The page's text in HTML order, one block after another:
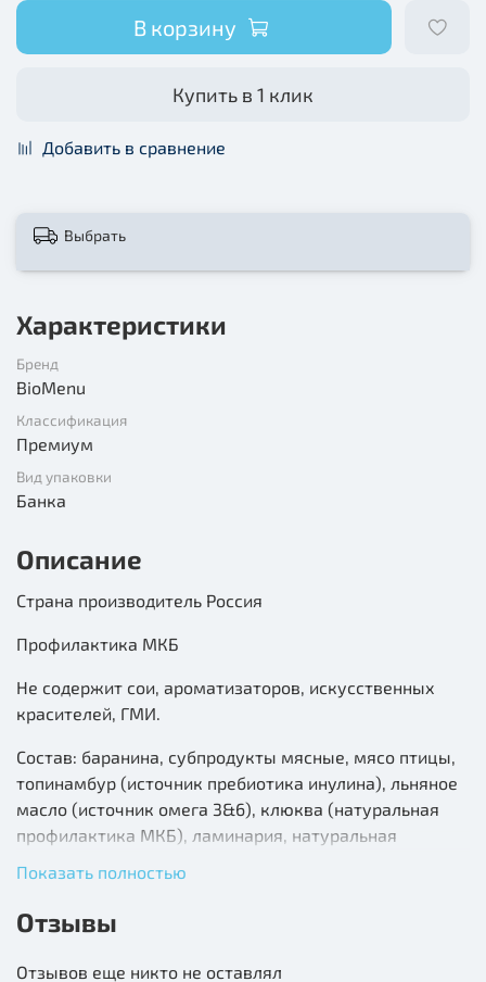
В корзину
Купить в 1 клик
Добавить в сравнение
Выбрать
Характеристики
Бренд
BioMenu
Классификация
Премиум
Вид упаковки
Банка
Описание
Страна производитель Россия
Профилактика МКБ
Не содержит сои, ароматизаторов, искусственных
красителей, ГМИ.
Состав: баранина, субпродукты мясные, мясо птицы,
топинамбур (источник пребиотика инулина), льняное
масло (источник омега 3&6), клюква (натуральная
профилактика МКБ), ламинария, натуральная
минеральный комплекс, вода.
В 100 граммах: протеин-9,0; жир-7,0; углеводы-4,0;
Показать полностью
Отзывы
Отзывов еще никто не оставлял